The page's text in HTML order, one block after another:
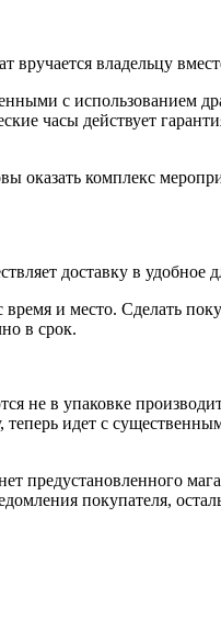
владельцу
с использованием
часы действует
оказать комплекс
доставку в удобное
и место. Сделать
в срок.
не в упаковке
идет с
предустановленного
покупателя,